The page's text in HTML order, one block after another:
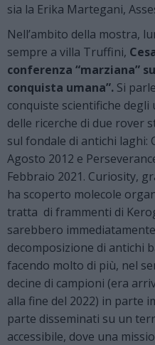
sia la Erika Martegani,
Nell’ambito della mostra,
sempre a villa Truffini,
conferenza “marziana”
conquista umana”. Si
conquiste scientifiche
delle ricerche di due rover
sul fondale di antichi laghi:
Agosto 2012 e
Febbraio 2021. Curiosity,
ha scoperto molecole
tratta di frammenti di
sarebbero
decomposizione di antichi
facendo molto di più, nel
decine di campioni (era
alla fine del 2022) in parte
parte disseminati su un
accessibile, dove una